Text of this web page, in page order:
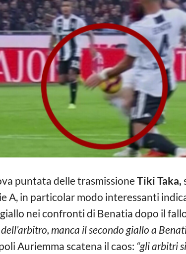
puntata delle trasmissioneTiki Taka,
A, in particolar modo interessanti
nei confronti di Benatia dopo il
dell’arbitro, manca il secondo giallo a
Auriemma scatena il caos: “gli arbitri